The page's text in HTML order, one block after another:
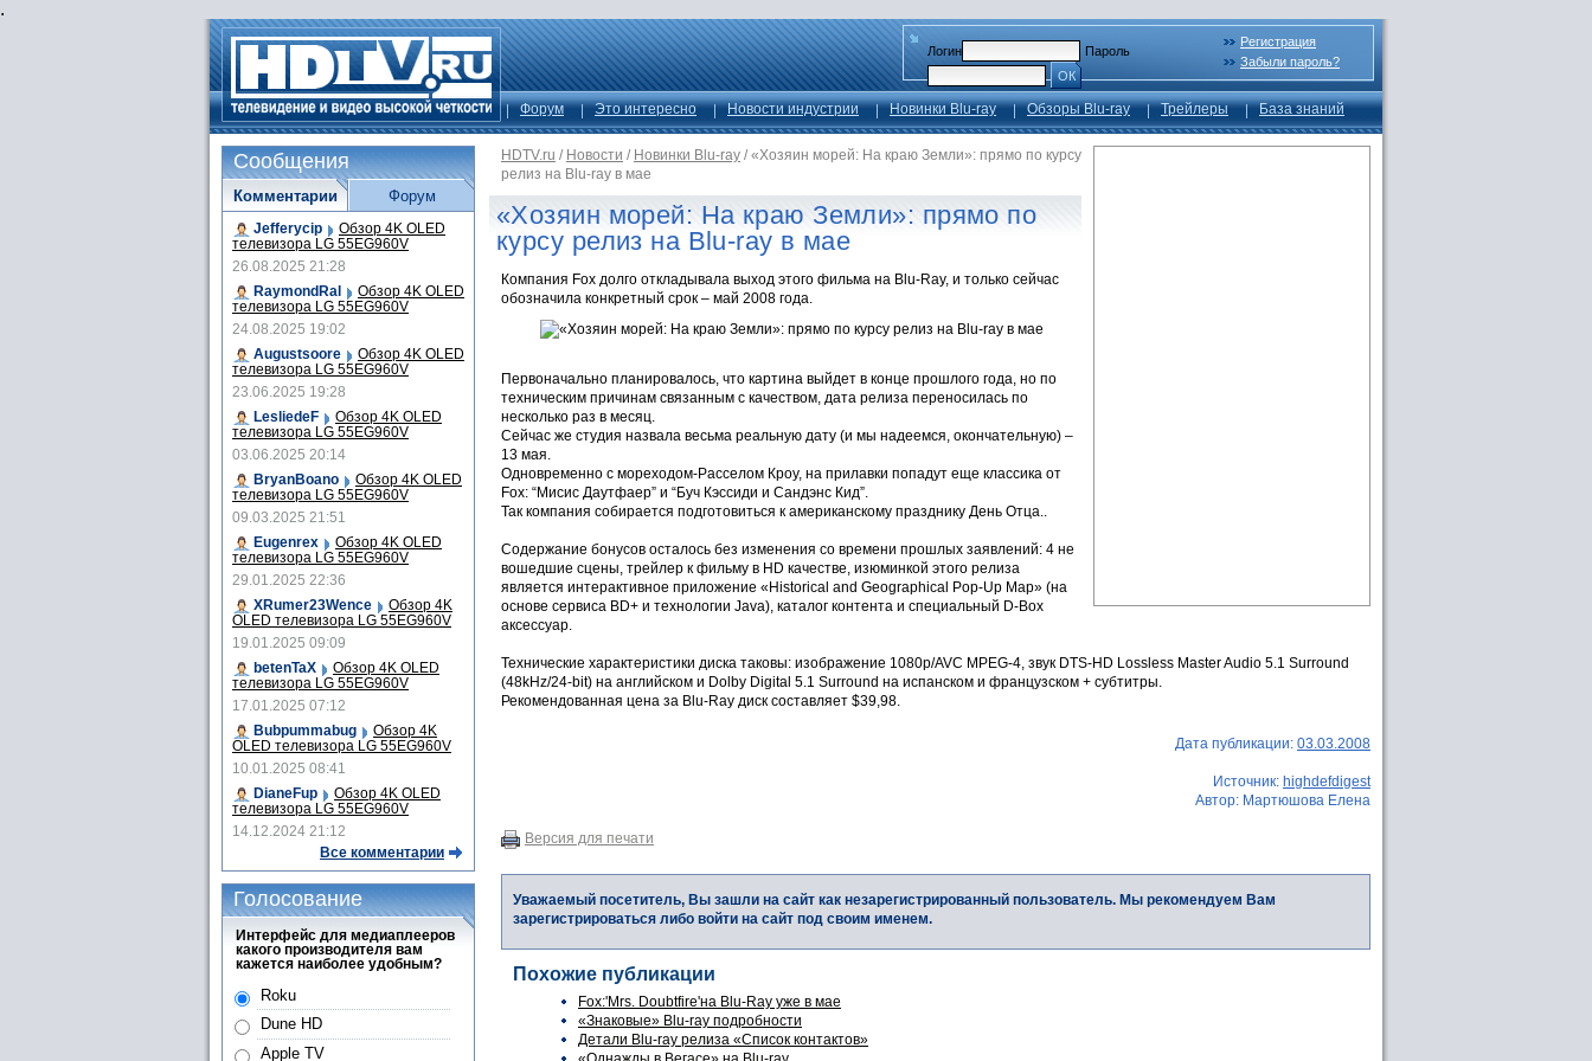
.
Логин
Пароль
ОК
Регистрация
Забыли пароль?
Форум Это интересно Новости индустрии Новинки Blu-ray Обзоры Blu-ray Трейлеры База знаний
HDTV.ru / Новости / Новинки Blu-ray / «Хозяин морей: На краю Земли»: прямо по курсу
релиз на Blu-ray в мае
«Хозяин морей: На краю Земли»: прямо по
курсу релиз на Blu-ray в мае
Компания Fox долго откладывала выход этого фильма на Blu-Ray, и только сейчас
обозначила конкретный срок – май 2008 года.
Первоначально планировалось, что картина выйдет в конце прошлого года, но по
техническим причинам связанным с качеством, дата релиза переносилась по
несколько раз в месяц.
Сейчас же студия назвала весьма реальную дату (и мы надеемся, окончательную) –
13 мая.
Одновременно с мореходом-Расселом Кроу, на прилавки попадут еще классика от
Fox: “Мисис Даутфаер” и “Буч Кэссиди и Сандэнс Кид”.
Так компания собирается подготовиться к американскому празднику День Отца..
Содержание бонусов осталось без изменения со времени прошлых заявлений: 4 не
вошедшие сцены, трейлер к фильму в HD качестве, изюминкой этого релиза
является интерактивное приложение «Historical and Geographical Pop-Up Map» (на
основе сервиса BD+ и технологии Java), каталог контента и специальный D-Box
аксессуар.
Технические характеристики диска таковы: изображение 1080p/AVC MPEG-4, звук DTS-HD Lossless Master Audio 5.1 Surround
(48kHz/24-bit) на английском и Dolby Digital 5.1 Surround на испанском и французском + субтитры.
Рекомендованная цена за Blu-Ray диск составляет $39,98.
Дата публикации: 03.03.2008
Источник: highdefdigest
Автор: Мартюшова Елена
Версия для печати
Уважаемый посетитель, Вы зашли на сайт как незарегистрированный пользователь. Мы рекомендуем Вам
зарегистрироваться либо войти на сайт под своим именем.
Похожие публикации
Fox:'Mrs. Doubtfire'на Blu-Ray уже в мае
«Знаковые» Blu-ray подробности
Детали Blu-ray релиза «Список контактов»
Сообщения
Комментарии
Jefferycip Обзор 4K OLED
телевизора LG 55EG960V
26.08.2025 21:28
RaymondRal
Обзор 4K OLED
телевизора LG 55EG960V
24.08.2025 19:02
Augustsoore
Обзор 4K OLED
телевизора LG 55EG960V
23.06.2025 19:28
LesliedeF
Обзор 4K OLED
телевизора LG 55EG960V
03.06.2025 20:14
BryanBoano
Обзор 4K OLED
телевизора LG 55EG960V
09.03.2025 21:51
Eugenrex
Обзор 4K OLED
телевизора LG 55EG960V
29.01.2025 22:36
XRumer23Wence
Обзор 4K
OLED телевизора LG 55EG960V
19.01.2025 09:09
betenTaX
Обзор 4K OLED
телевизора LG 55EG960V
17.01.2025 07:12
Bubpummabug
Обзор 4K
OLED телевизора LG 55EG960V
10.01.2025 08:41
DianeFup
Обзор 4K OLED
телевизора LG 55EG960V
14.12.2024 21:12
Все комментарии
Форум
Голосование
Интерфейс для медиаплееров
какого производителя вам
кажется наиболее удобным?
Roku
Dune HD
Apple TV